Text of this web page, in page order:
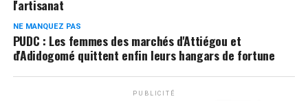
l'artisanat
NE MANQUEZ PAS
PUDC : Les femmes des marchés d'Attiégou et
d'Adidogomé quittent enfin leurs hangars de fortune
PUBLICITÉ